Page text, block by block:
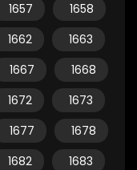
1657
1658
1662
1663
1667
1668
1672
1673
1677
1678
1682
1683